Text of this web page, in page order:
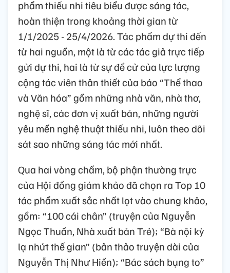
phẩm thiếu nhi tiêu biểu được sáng tác,
hoàn thiện trong khoảng thời gian từ
1/1/2025 - 25/4/2026. Tác phẩm dự thi đến
từ hai nguồn, một là từ các tác giả trực tiếp
gửi dự thi, hai là từ sự đề cử của lực lượng
cộng tác viên thân thiết của báo “Thể thao
và Văn hóa” gồm những nhà văn, nhà thơ,
nghệ sĩ, các đơn vị xuất bản, những người
yêu mến nghệ thuật thiếu nhi, luôn theo dõi
sát sao những sáng tác mới nhất.
Qua hai vòng chấm, bộ phận thường trực
của Hội đồng giám khảo đã chọn ra Top 10
tác phẩm xuất sắc nhất lọt vào chung khảo,
gồm: “100 cái chân” (truyện của Nguyễn
Ngọc Thuần, Nhà xuất bản Trẻ); “Bà nội kỳ
lạ nhứt thế gian” (bản thảo truyện dài của
Nguyễn Thị Như Hiền); “Bác sách bụng to”